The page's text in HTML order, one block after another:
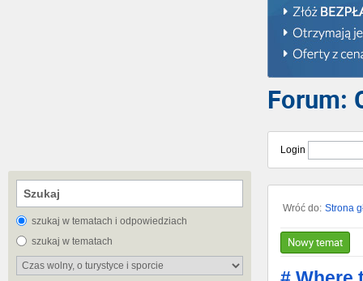
szukaj w tematach i odpowiedziach
szukaj w tematach
Forum:
Login
Wróć do: Strona
Nowy temat